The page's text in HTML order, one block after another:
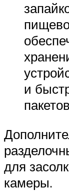
и
для
камеры.